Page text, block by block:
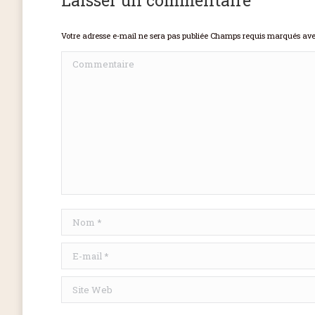
Votre adresse e-mail ne sera pas publiée Champs requis marqués
Commentaire
Nom *
E-mail *
Site Web